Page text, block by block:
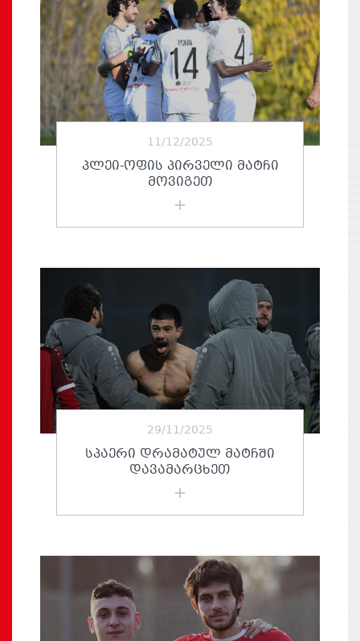
11/12/2025
ᲞᲚᲔᲘ-ᲝᲤᲘᲡ ᲞᲘᲠᲕᲔᲚᲘ ᲛᲐᲢᲩᲘ
ᲛᲝᲕᲘᲒᲔᲗ
29/11/2025
ᲡᲞᲐᲔᲠᲘ ᲓᲠᲐᲛᲐᲢᲣᲚ ᲛᲐᲢᲩᲨᲘ
ᲓᲐᲕᲐᲛᲐᲠᲪᲮᲔᲗ